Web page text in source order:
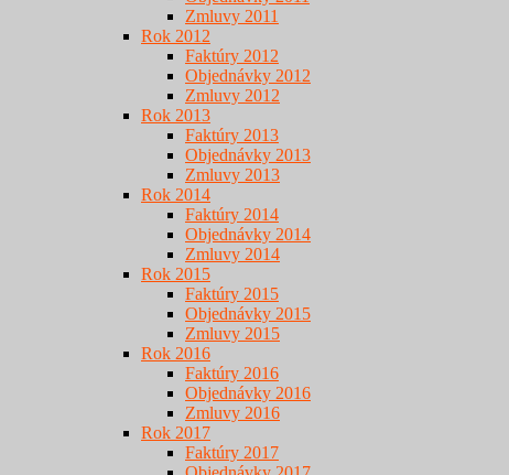
Zmluvy 2011
Rok 2012
Faktúry 2012
Objednávky 2012
Zmluvy 2012
Rok 2013
Faktúry 2013
Objednávky 2013
Zmluvy 2013
Rok 2014
Faktúry 2014
Objednávky 2014
Zmluvy 2014
Rok 2015
Faktúry 2015
Objednávky 2015
Zmluvy 2015
Rok 2016
Faktúry 2016
Objednávky 2016
Zmluvy 2016
Rok 2017
Faktúry 2017